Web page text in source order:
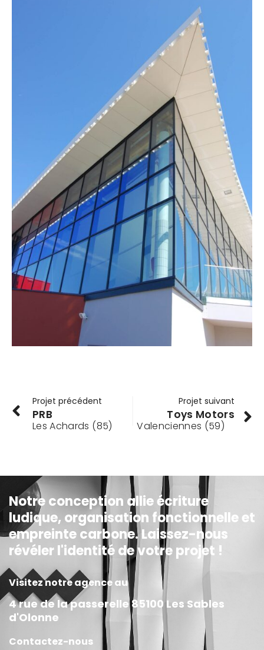
Projet précédent
PRB
Les Achards (85)
Projet suivant
Toys Motors
Valenciennes (59)
Notre conception allie écriture
ludique, organisation fonctionnelle et
empreinte carbone. Laissez-nous
révéler l'identité de votre projet !
Visitez notre agence au
4 rue de la passerelle 85100 Les Sables
d'Olonne
Contactez-nous